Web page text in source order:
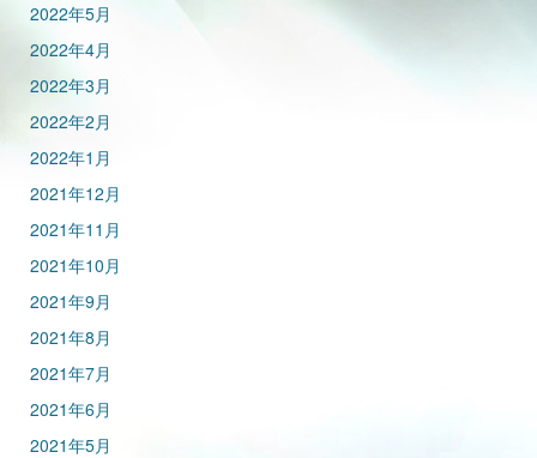
2022年5月
2022年4月
2022年3月
2022年2月
2022年1月
2021年12月
2021年11月
2021年10月
2021年9月
2021年8月
2021年7月
2021年6月
2021年5月